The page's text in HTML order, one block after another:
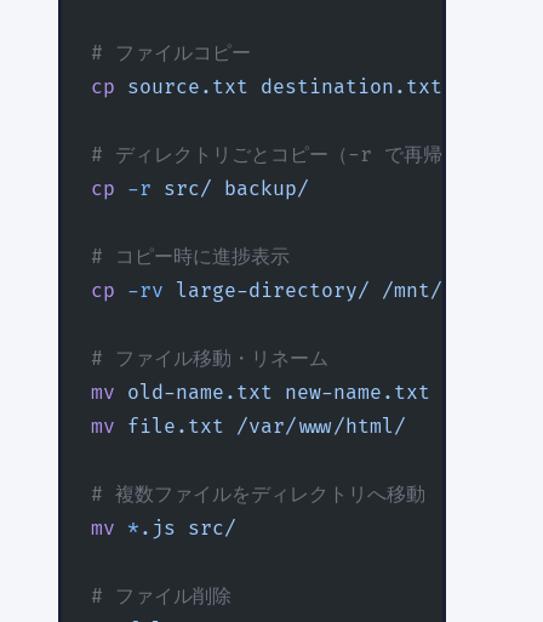
# ファイルコピー
cp source.txt destination.txt
# ディレクトリごとコピー（-r で再帰的）
cp -r src/ backup/
# コピー時に進捗表示
cp -rv large-directory/ /mnt/backup/
# ファイル移動・リネーム
mv old-name.txt new-name.txt
mv file.txt /var/www/html/
# 複数ファイルをディレクトリへ移動
mv * .js src/
# ファイル削除